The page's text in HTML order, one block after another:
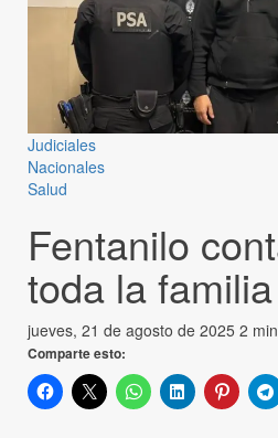
Judiciales
Nacionales
Salud
Fentanilo
toda la
jueves, 21 de agosto de 2025 2
Comparte esto: